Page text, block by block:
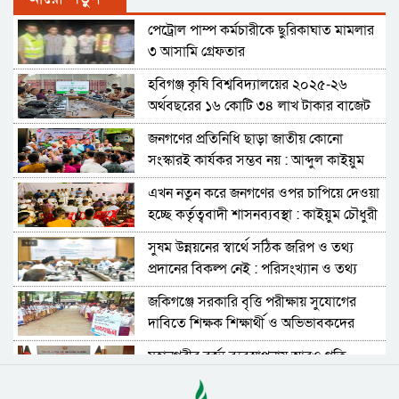
পেট্রোল পাম্প কর্মচারীকে ছুরিকাঘাত মামলার
৩ আসামি গ্রেফতার
হবিগঞ্জ কৃষি বিশ্ববিদ্যালয়ের ২০২৫-২৬
অর্থবছরের ১৬ কোটি ৩৪ লাখ টাকার বাজেট
ঘোষণা
জনগণের প্রতিনিধি ছাড়া জাতীয় কোনো
সংস্কারই কার্যকর সম্ভব নয় : আব্দুল কাইয়ুম
চৌধুরী
এখন নতুন করে জনগণের ওপর চাপিয়ে দেওয়া
হচ্ছে কর্তৃত্ববাদী শাসনব্যবস্থা : কাইয়ুম চৌধুরী
সুষম উন্নয়নের স্বার্থে সঠিক জরিপ ও তথ্য
প্রদানের বিকল্প নেই : পরিসংখ্যান ও তথ্য
ব্যবস্থাপনা সচিব
জকিগঞ্জে সরকারি বৃত্তি পরীক্ষায় সুযোগের
দাবিতে শিক্ষক শিক্ষার্থী ও অভিভাবকদের
মানববন্ধন
মহানগরীর বর্জ্য ব্যবস্থাপনায় আরও গতি
আনতে নীতিমালা প্রণয়নের উদ্যোগ নিয়েছে